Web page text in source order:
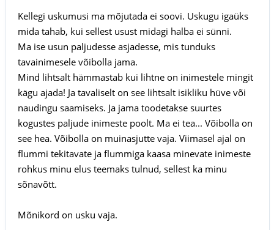
Kellegi uskumusi ma mõjutada ei soovi. Uskugu igaüks
mida tahab, kui sellest usust midagi halba ei sünni.
Ma ise usun paljudesse asjadesse, mis tunduks
tavainimesele võibolla jama.
Mind lihtsalt hämmastab kui lihtne on inimestele mingit
kägu ajada! Ja tavaliselt on see lihtsalt isikliku hüve või
naudingu saamiseks. Ja jama toodetakse suurtes
kogustes paljude inimeste poolt. Ma ei tea... Võibolla on
see hea. Võibolla on muinasjutte vaja. Viimasel ajal on
flummi tekitavate ja flummiga kaasa minevate inimeste
rohkus minu elus teemaks tulnud, sellest ka minu
sõnavõtt.
Mõnikord on usku vaja.